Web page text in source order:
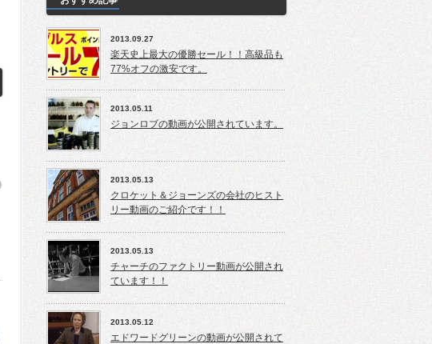
2013.09.27
楽天史上最大の優勝セール！！高級品も
77%オフの激安です。
2013.05.11
ジョンロブの動画が公開されています。
2013.05.13
クロケット＆ジョーンズの会社のヒスト
リー動画のご紹介です！！
2013.05.13
チャーチのファクトリー動画が公開され
ています！！
2013.05.12
エドワードグリーンの動画が公開されて